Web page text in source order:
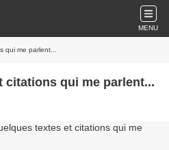
MENU
qui me parlent...
citations qui me parlent...